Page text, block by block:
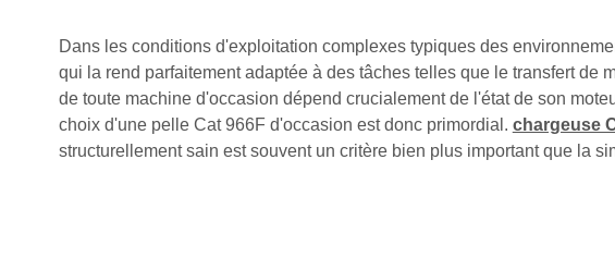
Dans les conditions d'exploitation complexes typiques des
qui la rend parfaitement adaptée à des tâches telles que le transfert
de toute machine d'occasion dépend crucialement de l'état de son
choix d'une pelle Cat 966F d'occasion est donc primordial. chargeuse
structurellement sain est souvent un critère bien plus important que la